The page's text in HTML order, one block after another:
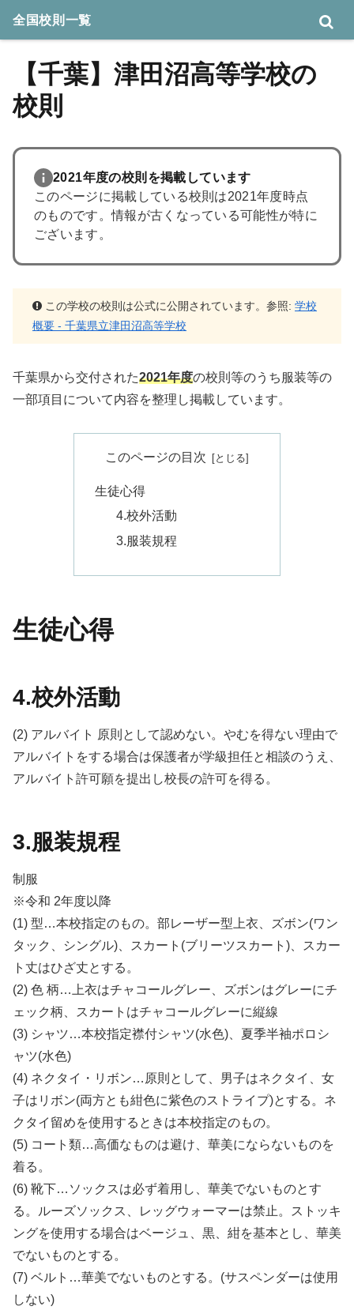
【千葉】津田沼高等学校の
校則
2021年度の校則を掲載しています
このページに掲載している校則は2021年度時点
のものです。情報が古くなっている可能性が特に
ございます。
この学校の校則は公式に公開されています。参照: 学校
概要 - 千葉県立津田沼高等学校
千葉県から交付された2021年度の校則等のうち服装等の
一部項目について内容を整理し掲載しています。
このページの目次
生徒心得
4.校外活動
3.服装規程
生徒心得
4.校外活動
(2) アルバイト 原則として認めない。やむを得ない理由で
アルバイトをする場合は保護者が学級担任と相談のうえ、
アルバイト許可願を提出し校長の許可を得る。
3.服装規程
制服
※令和 2年度以降
(1) 型…本校指定のもの。部レーザー型上衣、ズボン(ワン
タック、シングル)、スカート(ブリーツスカート)、スカー
ト丈はひざ丈とする。
(2) 色 柄…上衣はチャコールグレー、ズボンはグレーにチ
ェック柄、スカートはチャコールグレーに縦線
(3) シャツ…本校指定襟付シャツ(水色)、夏季半袖ポロシ
ャツ(水色)
(4) ネクタイ・リボン…原則として、男子はネクタイ、女
子はリボン(両方とも紺色に紫色のストライプ)とする。ネ
クタイ留めを使用するときは本校指定のもの。
(5) コート類…高価なものは避け、華美にならないものを
着る。
(6) 靴下…ソックスは必ず着用し、華美でないものとす
る。ルーズソックス、レッグウォーマーは禁止。ストッキ
ングを使用する場合はベージュ、黒、紺を基本とし、華美
でないものとする。
(7) ベルト…華美でないものとする。(サスペンダーは使用
しない)
全国校則一覧